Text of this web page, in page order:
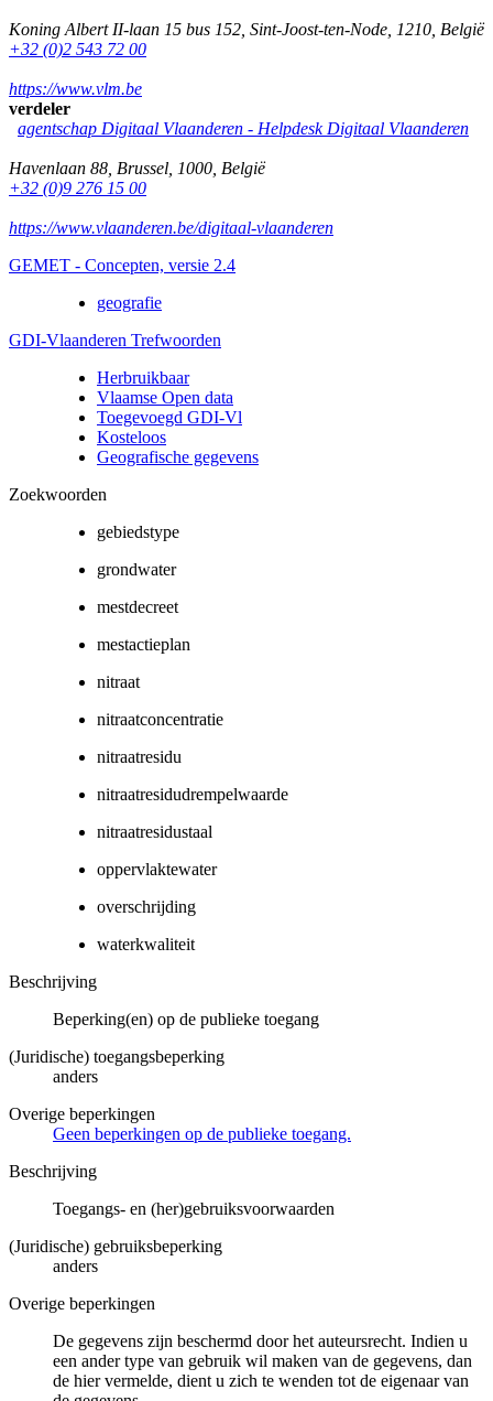
Koning Albert II-laan 15 bus 152 Sint-Joost-ten-Node 1210 België
+32 (0)2 543 72 00
https://www.vlm.be
verdeler
agentschap Digitaal Vlaanderen - Helpdesk Digitaal Vlaanderen
Havenlaan 88 Brussel 1000 België
+32 (0)9 276 15 00
https://www.vlaanderen.be/digitaal-vlaanderen
GEMET - Concepten, versie 2.4
geografie
GDI-Vlaanderen Trefwoorden
Herbruikbaar
Vlaamse Open data
Toegevoegd GDI-Vl
Kosteloos
Geografische gegevens
Zoekwoorden
gebiedstype
grondwater
mestdecreet
mestactieplan
nitraat
nitraatconcentratie
nitraatresidu
nitraatresidudrempelwaarde
nitraatresidustaal
oppervlaktewater
overschrijding
waterkwaliteit
Beschrijving
Beperking(en) op de publieke toegang
(Juridische) toegangsbeperking
anders
Overige beperkingen
Geen beperkingen op de publieke toegang.
Beschrijving
Toegangs- en (her)gebruiksvoorwaarden
(Juridische) gebruiksbeperking
anders
Overige beperkingen
De gegevens zijn beschermd door het auteursrecht. Indien u
een ander type van gebruik wil maken van de gegevens, dan
de hier vermelde, dient u zich te wenden tot de eigenaar van